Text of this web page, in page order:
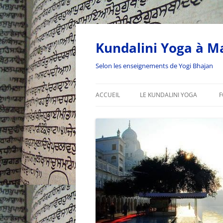
Kundalini Yoga à
Selon les enseignements de Yogi Bhajan
ACCUEIL LE KUNDALINI YOGA